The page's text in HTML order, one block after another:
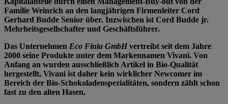
Familie Weinrich an den langjährigen Firmenleiter Cord
Gerhard Budde Senior über. Inzwischen ist Cord Budde jr.
Mehrheitsgesellschafter und Geschäftsführer.
Das Unternehmen Eco Finia GmbHvertreibt seit dem Jahre
2000 seine Produkte unter dem Markennamen Vivani. Von
Anfang an wurden ausschließlich Artikel in Bio-Qualität
hergestellt, Vivani ist daher kein wirklicher Newcomer im
Bereich der Bio-Schokoladenspezialitäten, sondern zählt schon
fast zu den alten Hasen.